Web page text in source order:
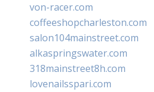
von-racer.com
coffeeshopcharleston.com
salon104mainstreet.com
alkaspringswater.com
318mainstreet8h.com
lovenailsspari.com